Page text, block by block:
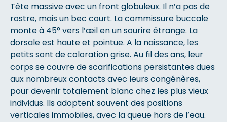
Tête massive avec un front globuleux. Il n’a pas de
rostre, mais un bec court. La commissure buccale
monte à 45° vers l’œil en un sourire étrange. La
dorsale est haute et pointue. A la naissance, les
petits sont de coloration grise. Au fil des ans, leur
corps se couvre de scarifications persistantes dues
aux nombreux contacts avec leurs congénères,
pour devenir totalement blanc chez les plus vieux
individus. Ils adoptent souvent des positions
verticales immobiles, avec la queue hors de l’eau.